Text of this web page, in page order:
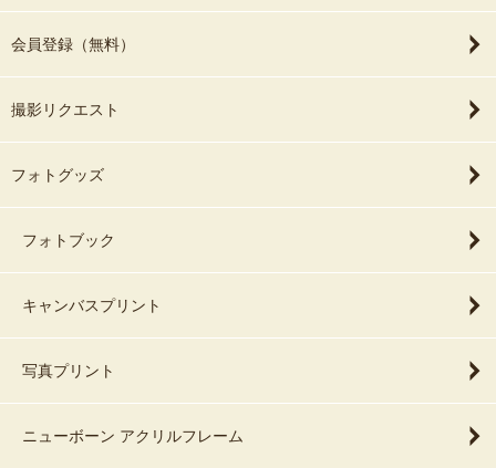
会員登録（無料）
撮影リクエスト
フォトグッズ
フォトブック
キャンバスプリント
写真プリント
ニューボーン アクリルフレーム